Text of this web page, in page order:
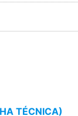
TÉCNICA)